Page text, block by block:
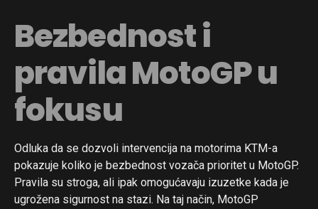
Bezbednost i
pravila MotoGP u
fokusu
Odluka da se dozvoli intervencija na motorima KTM-a
pokazuje koliko je bezbednost vozača prioritet u MotoGP.
Pravila su stroga, ali ipak omogućavaju izuzetke kada je
ugrožena sigurnost na stazi. Na taj način, MotoGP